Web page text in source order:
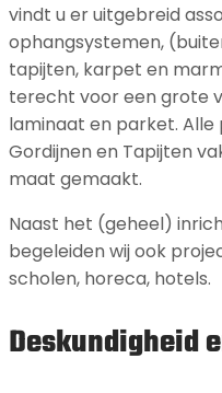
vindt u er uitgebreid
ophangsystemen,
tapijten, karpet en
terecht voor een grote
laminaat en parket. Alle
Gordijnen en Tapijten
maat gemaakt.
Naast het (geheel)
begeleiden wij ook
scholen, horeca, hotels.
Deskundigheid